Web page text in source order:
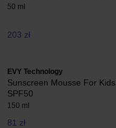
50 ml
203 zł
EVY Technology
Sunscreen Mousse For Kids
SPF50
150 ml
81 zł